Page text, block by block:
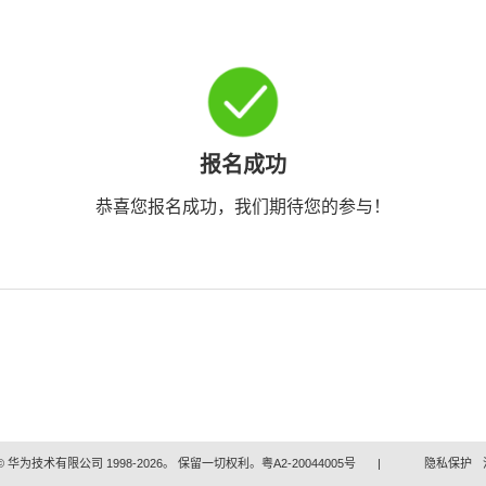
报名成功
恭喜您报名成功，我们期待您的参与！
华为技术有限公司 1998-2026。 保留一切权利。粤A2-20044005号 | 隐私保护